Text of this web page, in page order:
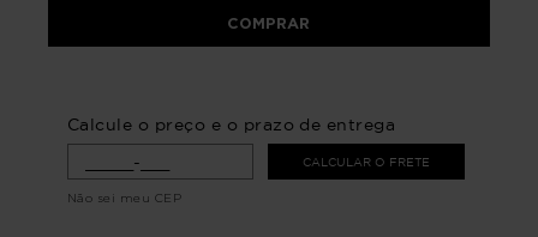
COMPRAR
Calcule o preço e o prazo de entrega
CALCULAR O FRETE
Não sei meu CEP